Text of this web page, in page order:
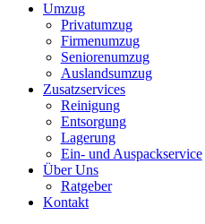
Umzug
Privatumzug
Firmenumzug
Seniorenumzug
Auslandsumzug
Zusatzservices
Reinigung
Entsorgung
Lagerung
Ein- und Auspackservice
Über Uns
Ratgeber
Kontakt